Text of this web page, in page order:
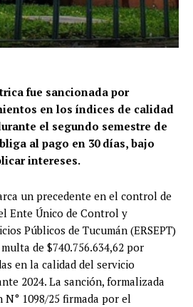
fue sancionada por
en los índices de calidad
el segundo semestre de
al pago en 30 días, bajo
intereses.
un precedente en el control de
Ente Único de Control y
Públicos de Tucumán (ERSEPT)
de $740.756.634,62 por
en la calidad del servicio
2024. La sanción, formalizada
1098/25 firmada por el